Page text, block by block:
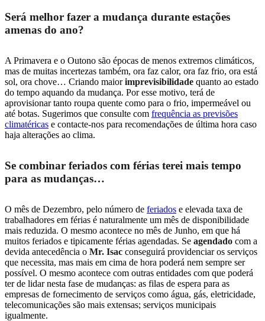
Será melhor fazer a mudança durante estações
amenas do ano?
A Primavera e o Outono são épocas de menos extremos climáticos,
mas de muitas incertezas também, ora faz calor, ora faz frio, ora está
sol, ora chove… Criando maiorimprevisibilidade quanto ao estado
do tempo aquando da mudança. Por esse motivo, terá de
aprovisionar tanto roupa quente como para o frio, impermeável ou
até botas. Sugerimos que consulte com frequência as previsões
climatéricas e contacte-nos para recomendações de última hora caso
haja alterações ao clima.
Se combinar feriados com férias terei mais tempo
para as mudanças…
O mês de Dezembro, pelo número de feriados e elevada taxa de
trabalhadores em férias é naturalmente um mês de disponibilidade
mais reduzida. O mesmo acontece no mês de Junho, em que há
muitos feriados e tipicamente férias agendadas. Se agendado com a
devida antecedência o Mr. Isac conseguirá providenciar os serviços
que necessita, mas mais em cima de hora poderá nem sempre ser
possível. O mesmo acontece com outras entidades com que poderá
ter de lidar nesta fase de mudanças: as filas de espera para as
empresas de fornecimento de serviços como água, gás, eletricidade,
telecomunicações são mais extensas; serviços municipais
igualmente.